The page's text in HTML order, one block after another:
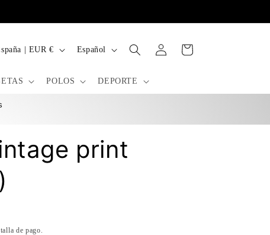
POLOS DEPORTE
España | EUR €
i
Español
sesión
Carrito
print
de pago.